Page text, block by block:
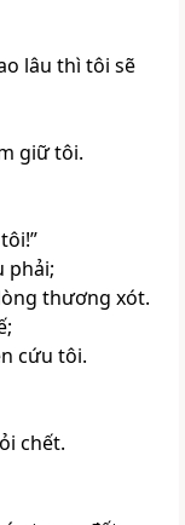
lâu thì tôi sẽ
giữ tôi.
phải;
thương xót.
cứu tôi.
chết.